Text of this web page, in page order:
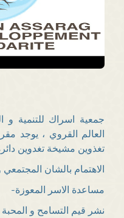
جمعية اسراك للتنمية و
العالم القروي ، يوجد
تغذوين مشيخة تغدوين
الاهتمام بالشان
مساعدة الاسر المعوزة-
نشر قيم التسامح و المحبة